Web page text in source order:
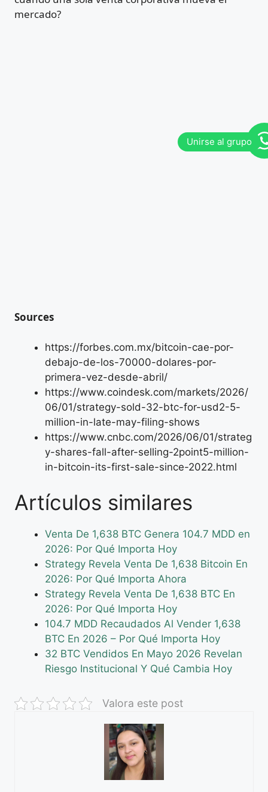
mercado?
Sources
https://forbes.com.mx/bitcoin-cae-por-
debajo-de-los-70000-dolares-por-
primera-vez-desde-abril/
https://www.coindesk.com/markets/2026/
06/01/strategy-sold-32-btc-for-usd2-5-
million-in-late-may-filing-shows
https://www.cnbc.com/2026/06/01/strateg
y-shares-fall-after-selling-2point5-million-
in-bitcoin-its-first-sale-since-2022.html
Artículos similares
Venta De 1,638 BTC Genera 104.7 MDD en
2026: Por Qué Importa Hoy
Strategy Revela Venta De 1,638 Bitcoin En
2026: Por Qué Importa Ahora
Strategy Revela Venta De 1,638 BTC En
2026: Por Qué Importa Hoy
104.7 MDD Recaudados Al Vender 1,638
BTC En 2026 – Por Qué Importa Hoy
32 BTC Vendidos En Mayo 2026 Revelan
Riesgo Institucional Y Qué Cambia Hoy
Valora este post